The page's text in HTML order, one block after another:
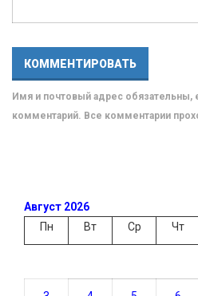
Имя и почтовый адрес обязательны,
комментарий. Все комментарии
Август 2026
Пн
Вт Ср Чт